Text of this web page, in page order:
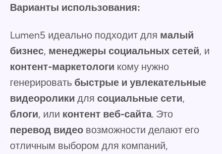
Варианты использования:
Lumen5 идеально подходит для малый
бизнес, менеджеры социальных сетей, и
контент-маркетологи кому нужно
генерировать быстрые и увлекательные
видеоролики для социальные сети,
блоги, или контент веб-сайта. Это
перевод видео возможности делают его
отличным выбором для компаний,